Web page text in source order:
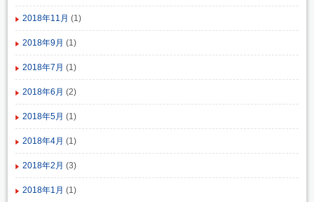
2018年11月 (1)
2018年9月 (1)
2018年7月 (1)
2018年6月 (2)
2018年5月 (1)
2018年4月 (1)
2018年2月 (3)
2018年1月 (1)